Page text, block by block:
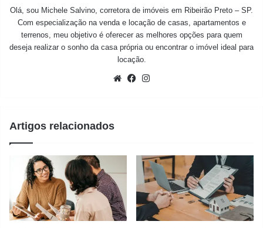
Olá, sou Michele Salvino, corretora de imóveis em Ribeirão Preto – SP.
Com especialização na venda e locação de casas, apartamentos e
terrenos, meu objetivo é oferecer as melhores opções para quem
deseja realizar o sonho da casa própria ou encontrar o imóvel ideal para
locação.
WebsiteFacebook
Artigos relacionados